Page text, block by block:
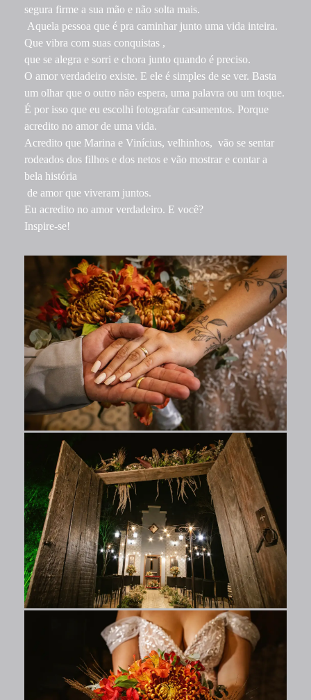
segura firme a sua mão e não solta mais.
Aquela pessoa que é pra caminhar junto uma vida inteira.
Que vibra com suas conquistas ,
que se alegra e sorri e chora junto quando é preciso.
O amor verdadeiro existe. E ele é simples de se ver. Basta
um olhar que o outro não espera, uma palavra ou um toque.
É por isso que eu escolhi fotografar casamentos. Porque
acredito no amor de uma vida.
Acredito que Marina e Vinícius, velhinhos, vão se sentar
rodeados dos filhos e dos netos e vão mostrar e contar a
bela história
de amor que viveram juntos.
Eu acredito no amor verdadeiro. E você?
Inspire-se!